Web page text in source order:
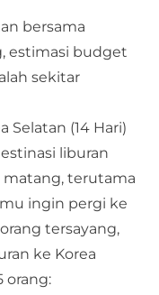
bersama
estimasi budget
sekitar
Selatan (14 Hari)
liburan
terutama
ingin pergi ke
tersayang,
ke Korea
orang: